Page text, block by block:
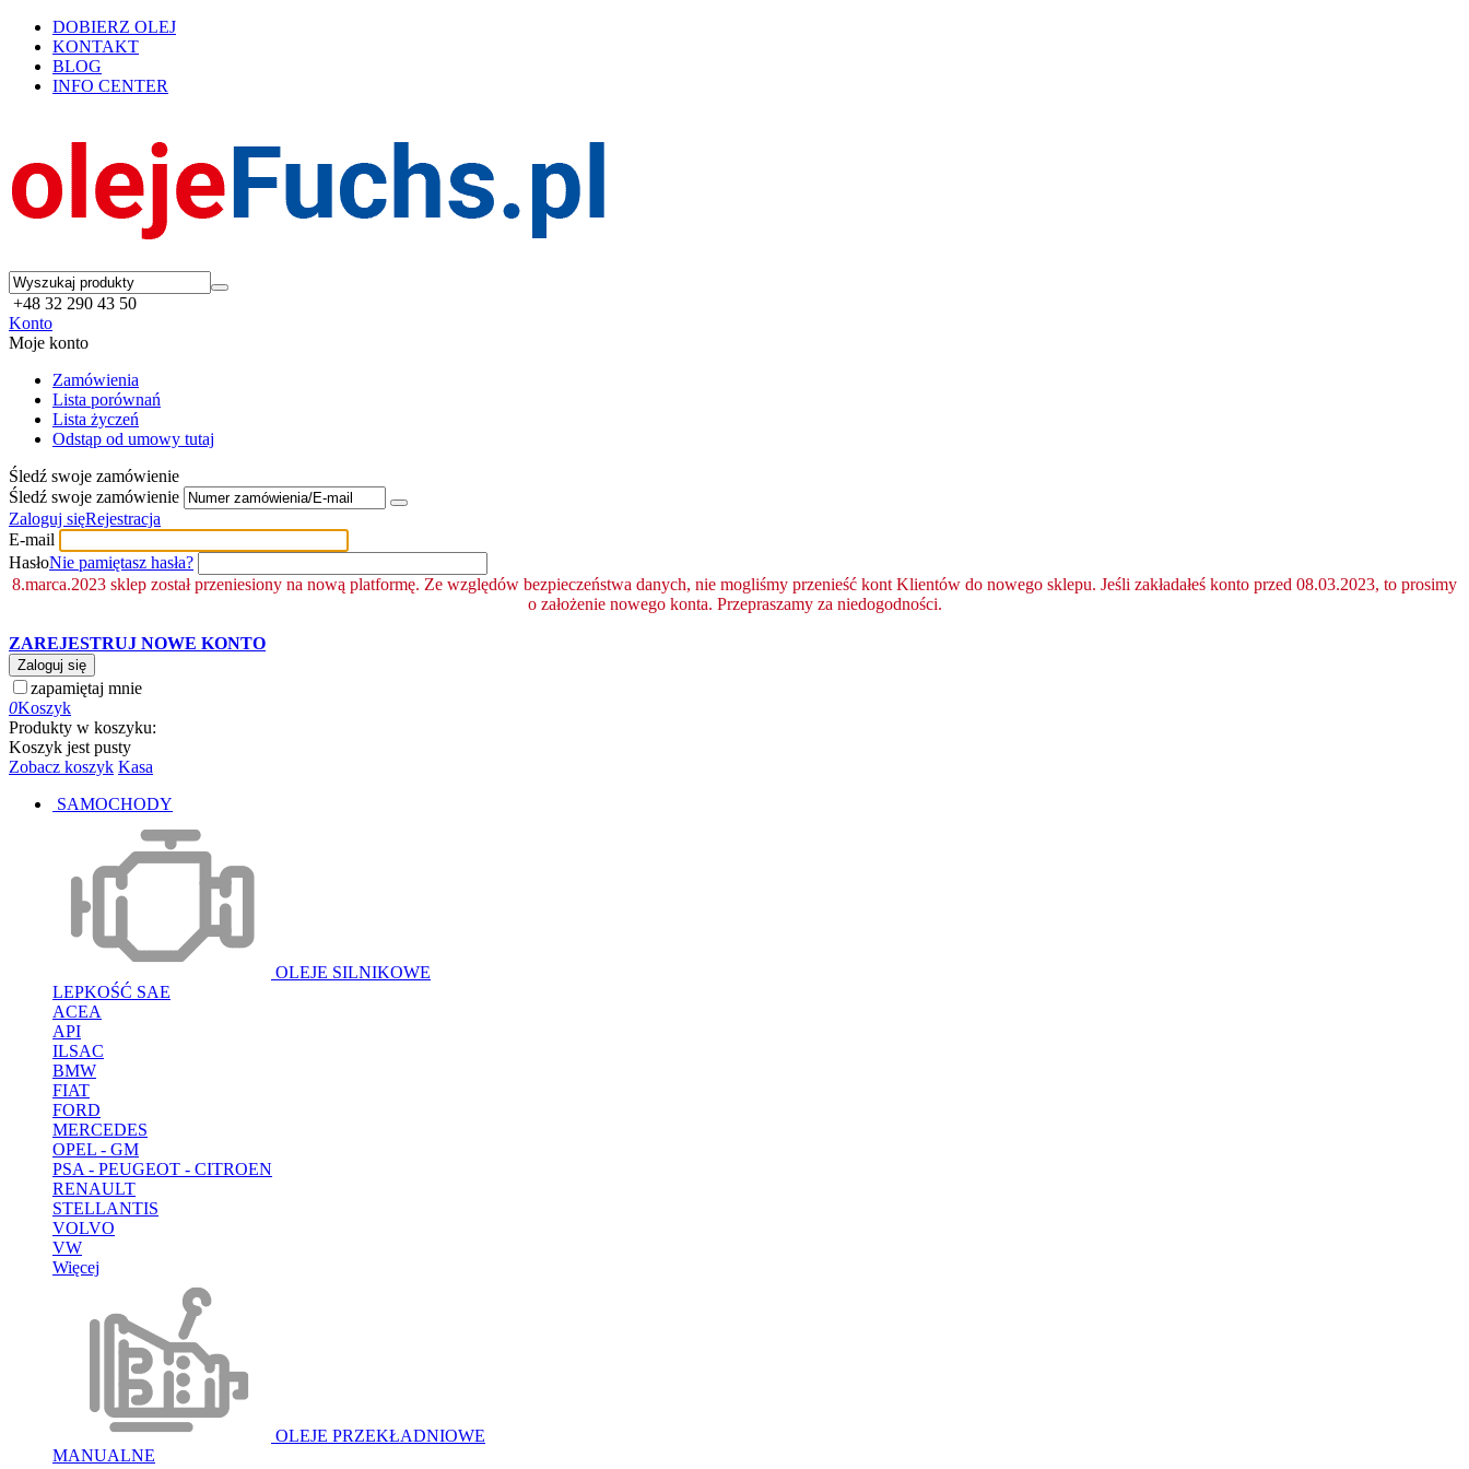
DOBIERZ OLEJ
KONTAKT
BLOG
INFO CENTER
+48 32 290 43 50
Konto
Moje konto
Zamówienia
Lista porównań
Lista życzeń
Odstąp od umowy tutaj
Śledź swoje zamówienie
Śledź swoje zamówienie
Zaloguj sięRejestracja
E-mail
HasłoNie pamiętasz hasła?
8.marca.2023 sklep został przeniesiony na nową platformę. Ze względów bezpieczeństwa danych, nie mogliśmy przenieść kont Klientów do nowego sklepu. Jeśli zakładałeś konto przed 08.03.2023, to prosimy
o założenie nowego konta. Przepraszamy za niedogodności.
ZAREJESTRUJ NOWE KONTO
Zaloguj się
zapamiętaj mnie
0Koszyk
Produkty w koszyku:
Koszyk jest pusty
Zobacz koszyk Kasa
SAMOCHODY
OLEJE SILNIKOWE
LEPKOŚĆ SAE
ACEA
API
ILSAC
BMW
FIAT
FORD
MERCEDES
OPEL - GM
PSA - PEUGEOT - CITROEN
RENAULT
STELLANTIS
VOLVO
VW
Więcej
OLEJE PRZEKŁADNIOWE
MANUALNE